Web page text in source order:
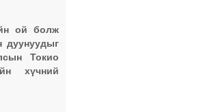
ой болж
дуунуудыг
Токио
хүчний